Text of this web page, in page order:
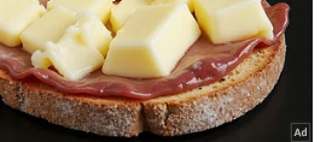
மினிஸ்டுடியோ சார்பா
தயாரிக்கிற 14-வது